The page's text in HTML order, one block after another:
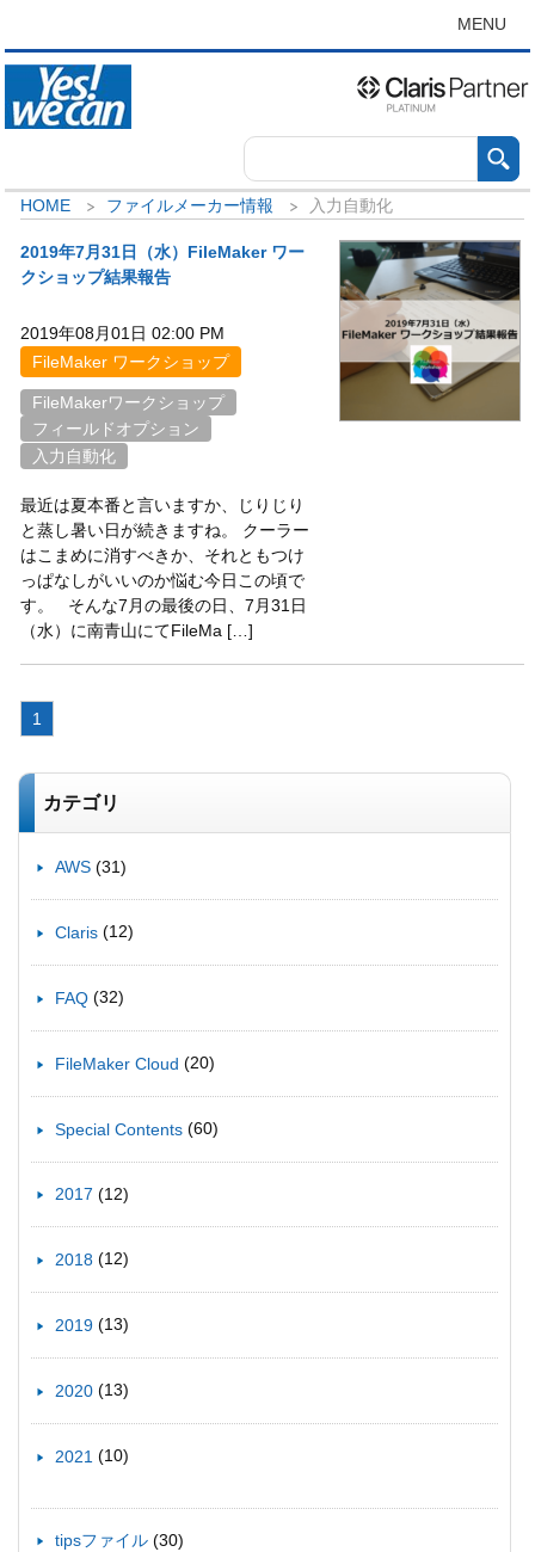
MENU
HOME ファイルメーカー情報 入力自動化
2019年7月31日（水）FileMaker ワー
クショップ結果報告
2019年08月01日 02:00 PM
FileMaker ワークショップ
FileMakerワークショップ
フィールドオプション
入力自動化
最近は夏本番と言いますか、じりじり
と蒸し暑い日が続きますね。 クーラー
はこまめに消すべきか、それともつけ
っぱなしがいいのか悩む今日この頃で
す。 そんな7月の最後の日、7月31日
（水）に南青山にてFileMa […]
1
カテゴリ
AWS (31)
Claris (12)
FAQ (32)
FileMaker Cloud (20)
Special Contents (60)
2017 (12)
2018 (12)
2019 (13)
2020 (13)
2021 (10)
tipsファイル (30)